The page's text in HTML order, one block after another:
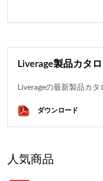
Liverage製品カタ
Liverageの最新製品カタ
ダウンロード
人気商品